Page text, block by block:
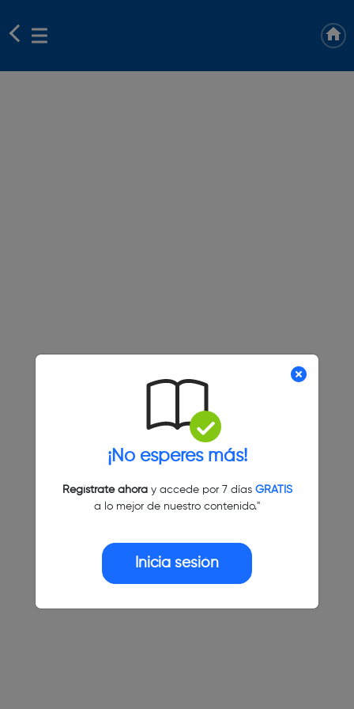
¡No esperes más!
Regístrate ahoray accede por 7 días GRATIS
a lo mejor de nuestro contenido."
Inicia sesión